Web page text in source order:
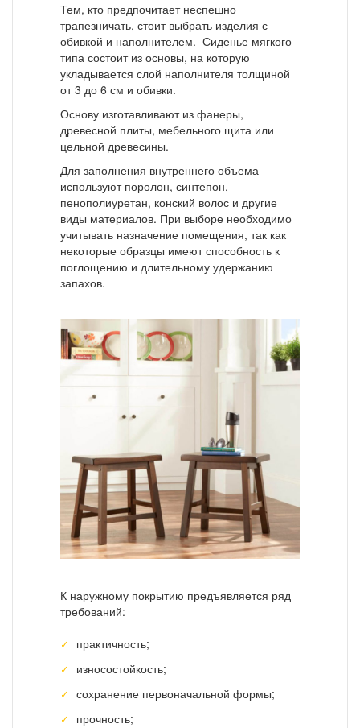
Тем, кто предпочитает неспешно
трапезничать, стоит выбрать изделия с
обивкой и наполнителем. Сиденье мягкого
типа состоит из основы, на которую
укладывается слой наполнителя толщиной
от 3 до 6 см и обивки.
Основу изготавливают из фанеры,
древесной плиты, мебельного щита или
цельной древесины.
Для заполнения внутреннего объема
используют поролон, синтепон,
пенополиуретан, конский волос и другие
виды материалов. При выборе необходимо
учитывать назначение помещения, так как
некоторые образцы имеют способность к
поглощению и длительному удержанию
запахов.
К наружному покрытию предъявляется ряд
требований:
практичность;
износостойкость;
сохранение первоначальной формы;
прочность;